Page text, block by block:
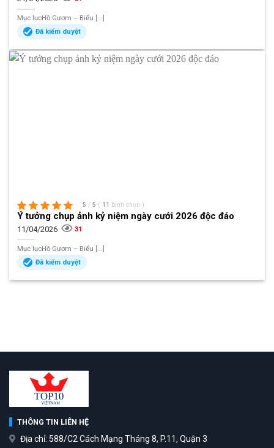
Mục lụcHồ Gươm – Biểu [...]
Đã kiểm duyệt
5 / 5 ( 11 bình chọn )
Ý tưởng chụp ảnh kỷ niệm ngày cưới 2026 độc đáo
11/04/2026 31
Mục lụcHồ Gươm – Biểu [...]
Đã kiểm duyệt
THÔNG TIN LIÊN HỆ
Địa chỉ: 588/C2 Cách Mạng Tháng 8, P.11, Quận 3